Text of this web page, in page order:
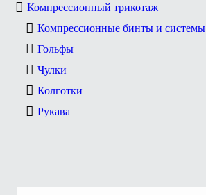
Компрессионный трикотаж
Компрессионные бинты и системы
Гольфы
Чулки
Колготки
Рукава